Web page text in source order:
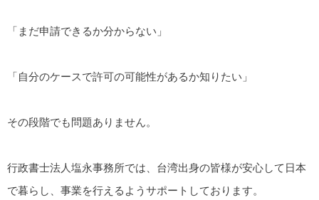
「まだ申請できるか分からない」
「自分のケースで許可の可能性があるか知りたい」
その段階でも問題ありません。
行政書士法人塩永事務所では、台湾出身の皆様が安心して日本
で暮らし、事業を行えるようサポートしております。